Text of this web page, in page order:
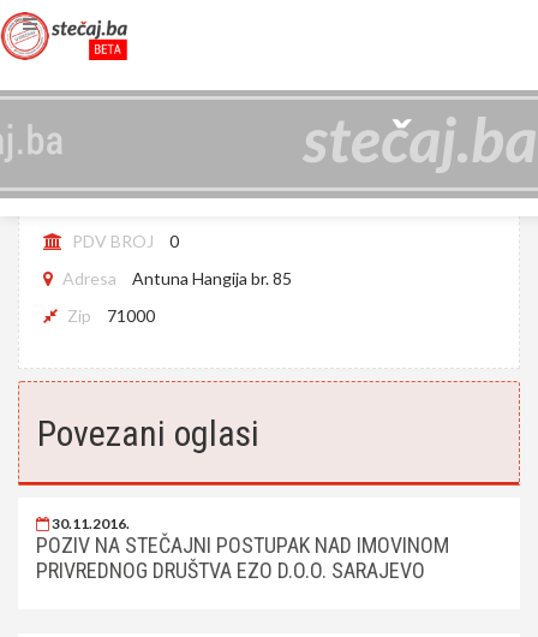
EZO D.O.O. SARAJEVO
JIB 4201096530005
PDV BROJ
0
Adresa
Antuna Hangija br. 85
Zip
71000
Povezani oglasi
30.11.2016.
POZIV NA STEČAJNI POSTUPAK NAD IMOVINOM
PRIVREDNOG DRUŠTVA EZO D.O.O. SARAJEVO